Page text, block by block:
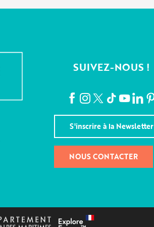
SUIVEZ-NOUS !
S'inscrire à la Newsletter
NOUS CONTACTER